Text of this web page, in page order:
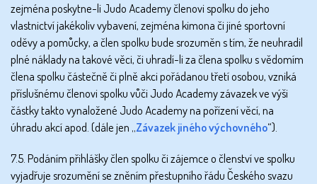
zejména poskytne-li Judo Academy členovi spolku do jeho
vlastnictví jakékoliv vybavení, zejména kimona či jiné sportovní
oděvy a pomůcky, a člen spolku bude srozuměn s tím, že neuhradil
plné náklady na takové věci, či uhradí-li za člena spolku s vědomím
člena spolku částečně či plně akci pořádanou třetí osobou, vzniká
příslušnému členovi spolku vůči Judo Academy závazek ve výši
částky takto vynaložené Judo Academy na pořízení věcí, na
úhradu akcí apod. (dále jen „Závazek jiného výchovného“).
7.5. Podáním přihlášky člen spolku či zájemce o členství ve spolku
vyjadřuje srozumění se zněním přestupního řádu Českého svazu